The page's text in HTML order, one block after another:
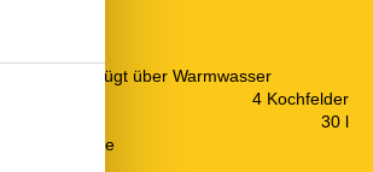
Die Küche verfügt über Warmwasser
4 Kochfelder
30 l
Kaffeemaschine